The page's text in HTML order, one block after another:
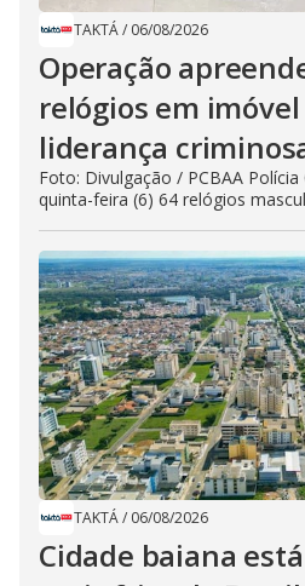
TAKTÁ/ 06/08/2026
Operação
relógios em
liderança
Foto: Divulgação / PCBAA
quinta-feira (6) 64 relógios
TAKTÁ/ 06/08/2026
Cidade baiana